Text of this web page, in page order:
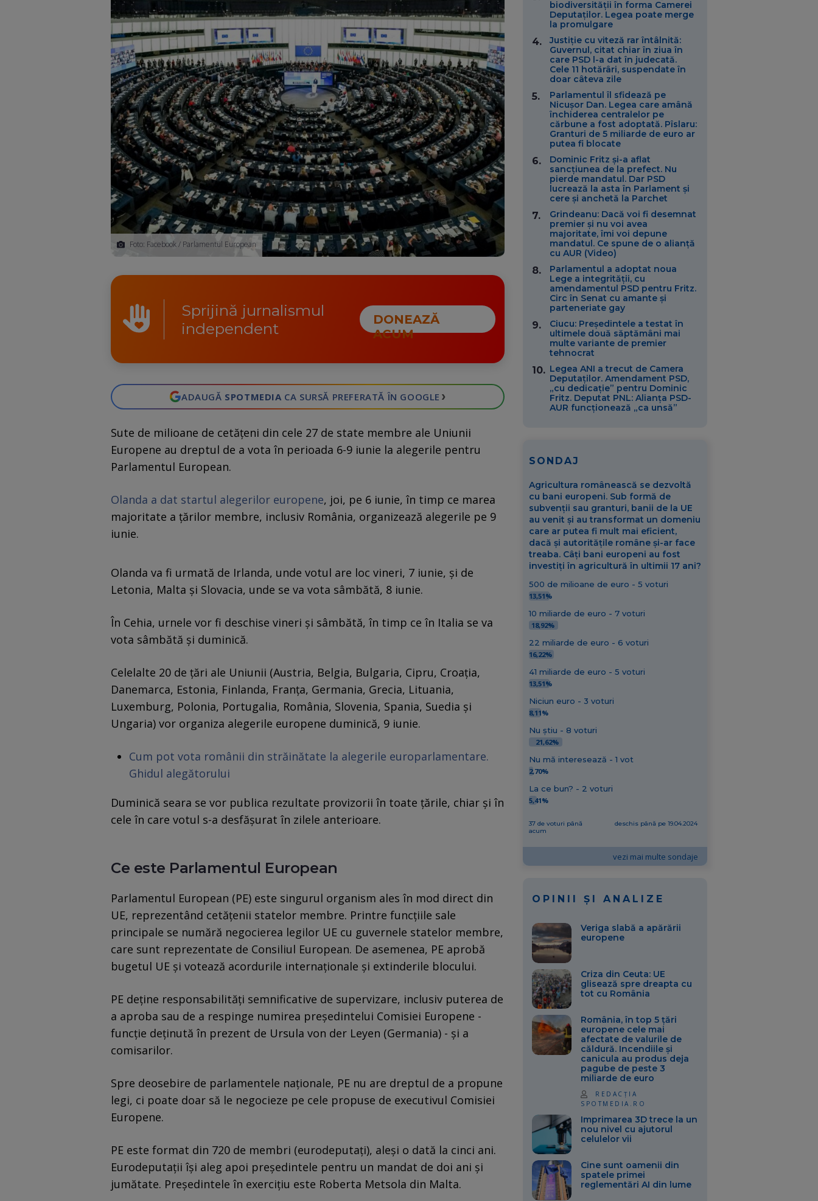
Foto: Facebook / Parlamentul European
Sprijină jurnalismul
independent
DONEAZĂ
ACUM
ADAUGĂ SPOTMEDIA CA SURSĂ PREFERATĂ ÎN GOOGLE ›
Sute de milioane de cetăţeni din cele 27 de state membre ale Uniunii
Europene au dreptul de a vota în perioada 6-9 iunie la alegerile pentru
Parlamentul European.
Olanda a dat startul alegerilor europene, joi, pe 6 iunie, în timp ce marea
majoritate a ţărilor membre, inclusiv România, organizează alegerile pe 9
iunie.
Olanda va fi urmată de Irlanda, unde votul are loc vineri, 7 iunie, şi de
Letonia, Malta şi Slovacia, unde se va vota sâmbătă, 8 iunie.
În Cehia, urnele vor fi deschise vineri şi sâmbătă, în timp ce în Italia se va
vota sâmbătă şi duminică.
Celelalte 20 de ţări ale Uniunii (Austria, Belgia, Bulgaria, Cipru, Croaţia,
Danemarca, Estonia, Finlanda, Franţa, Germania, Grecia, Lituania,
Luxemburg, Polonia, Portugalia, România, Slovenia, Spania, Suedia şi
Ungaria) vor organiza alegerile europene duminică, 9 iunie.
Cum pot vota românii din străinătate la alegerile europarlamentare.
Ghidul alegătorului
Duminică seara se vor publica rezultate provizorii în toate ţările, chiar şi în
cele în care votul s-a desfăşurat în zilele anterioare.
Ce este Parlamentul European
Parlamentul European (PE) este singurul organism ales în mod direct din
UE, reprezentând cetăţenii statelor membre. Printre funcţiile sale
principale se numără negocierea legilor UE cu guvernele statelor membre,
care sunt reprezentate de Consiliul European. De asemenea, PE aprobă
bugetul UE şi votează acordurile internaţionale şi extinderile blocului.
PE deţine responsabilităţi semnificative de supervizare, inclusiv puterea de
a aproba sau de a respinge numirea preşedintelui Comisiei Europene -
funcţie deţinută în prezent de Ursula von der Leyen (Germania) - şi a
comisarilor.
Spre deosebire de parlamentele naţionale, PE nu are dreptul de a propune
legi, ci poate doar să le negocieze pe cele propuse de executivul Comisiei
Europene.
PE este format din 720 de membri (eurodeputaţi), aleşi o dată la cinci ani.
Eurodeputaţii îşi aleg apoi preşedintele pentru un mandat de doi ani şi
jumătate. Preşedintele în exerciţiu este Roberta Metsola din Malta.
biodiversității în forma Camerei
Deputaților. Legea poate merge
la promulgare
4.
Justiție cu viteză rar întâlnită:
Guvernul, citat chiar în ziua în
care PSD l-a dat în judecată.
Cele 11 hotărâri, suspendate în
doar câteva zile
5.
Parlamentul îl sfidează pe
Nicușor Dan. Legea care amână
închiderea centralelor pe
cărbune a fost adoptată. Pîslaru:
Granturi de 5 miliarde de euro ar
putea fi blocate
6.
Dominic Fritz și-a aflat
sancțiunea de la prefect. Nu
pierde mandatul. Dar PSD
lucrează la asta în Parlament și
cere și anchetă la Parchet
7.
Grindeanu: Dacă voi fi desemnat
premier și nu voi avea
majoritate, îmi voi depune
mandatul. Ce spune de o alianță
cu AUR (Video)
8.
Parlamentul a adoptat noua
Lege a integrității, cu
amendamentul PSD pentru Fritz.
Circ în Senat cu amante și
parteneriate gay
9.
Ciucu: Președintele a testat în
ultimele două săptămâni mai
multe variante de premier
tehnocrat
10. Legea ANI a trecut de Camera
Deputaților. Amendament PSD,
„cu dedicație” pentru Dominic
Fritz. Deputat PNL: Alianța PSD-
AUR funcționează „ca unsă”
SONDAJ
Agricultura românească se dezvoltă
cu bani europeni. Sub formă de
subvenții sau granturi, banii de la UE
au venit și au transformat un domeniu
care ar putea fi mult mai eficient,
dacă și autoritățile române și-ar face
treaba. Câți bani europeni au fost
investiți în agricultură în ultimii 17 ani?
500 de milioane de euro - 5 voturi
13,51%
10 miliarde de euro - 7 voturi
18,92%
22 miliarde de euro - 6 voturi
16,22%
41 miliarde de euro - 5 voturi
13,51%
Niciun euro - 3 voturi
8,11%
Nu știu - 8 voturi
21,62%
Nu mă interesează - 1 vot
2,70%
La ce bun? - 2 voturi
5,41%
37 de voturi până
acum
deschis până pe 19.04.2024
vezi mai multe sondaje
OPINII ȘI ANALIZE
Veriga slabă a apărării
europene
Criza din Ceuta: UE
glisează spre dreapta cu
tot cu România
România, în top 5 țări
europene cele mai
afectate de valurile de
căldură. Incendiile și
canicula au produs deja
pagube de peste 3
miliarde de euro
REDACȚIA
SPOTMEDIA.RO
Imprimarea 3D trece la un
nou nivel cu ajutorul
celulelor vii
Cine sunt oamenii din
spatele primei
reglementări AI din lume